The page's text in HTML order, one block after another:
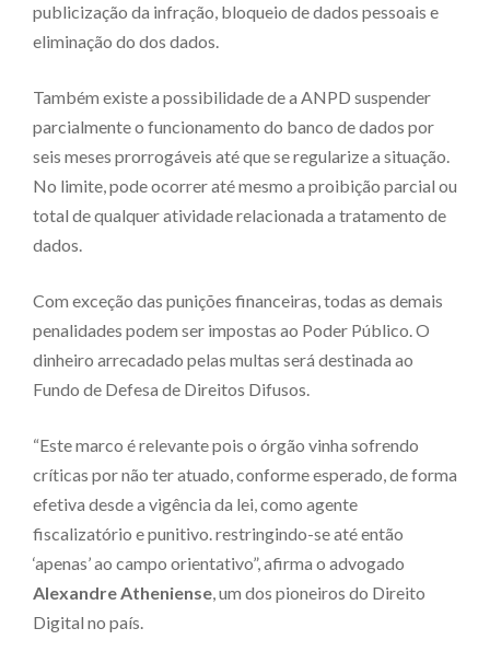
publicização da infração, bloqueio de dados pessoais e
eliminação do dos dados.
Também existe a possibilidade de a ANPD suspender
parcialmente o funcionamento do banco de dados por
seis meses prorrogáveis até que se regularize a situação.
No limite, pode ocorrer até mesmo a proibição parcial ou
total de qualquer atividade relacionada a tratamento de
dados.
Com exceção das punições financeiras, todas as demais
penalidades podem ser impostas ao Poder Público. O
dinheiro arrecadado pelas multas será destinada ao
Fundo de Defesa de Direitos Difusos.
“Este marco é relevante pois o órgão vinha sofrendo
críticas por não ter atuado, conforme esperado, de forma
efetiva desde a vigência da lei, como agente
fiscalizatório e punitivo. restringindo-se até então
‘apenas’ ao campo orientativo”, afirma o advogado
Alexandre Atheniense, um dos pioneiros do Direito
Digital no país.